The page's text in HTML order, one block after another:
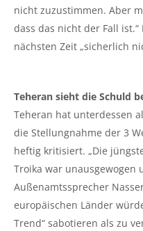
nicht zuzustimmen. Aber
dass das nicht der Fall
nächsten Zeit „sicherlich
Teheran sieht die Schuld
Teheran hat unterdessen
die Stellungnahme der 3
heftig kritisiert. „Die
Troika war unausgewogen
Außenamtssprecher
europäischen Länder
Trend“ sabotieren als zu